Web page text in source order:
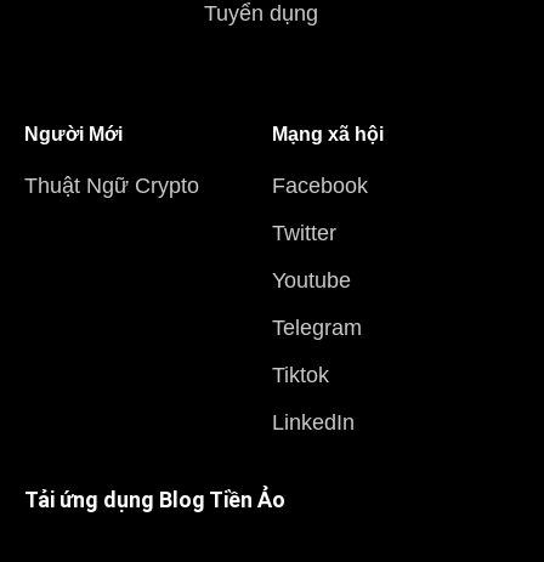
Tuyển dụng
Người Mới
Thuật Ngữ Crypto
Mạng xã hội
Facebook
Twitter
Youtube
Telegram
Tiktok
LinkedIn
Tải ứng dụng Blog Tiền Ảo